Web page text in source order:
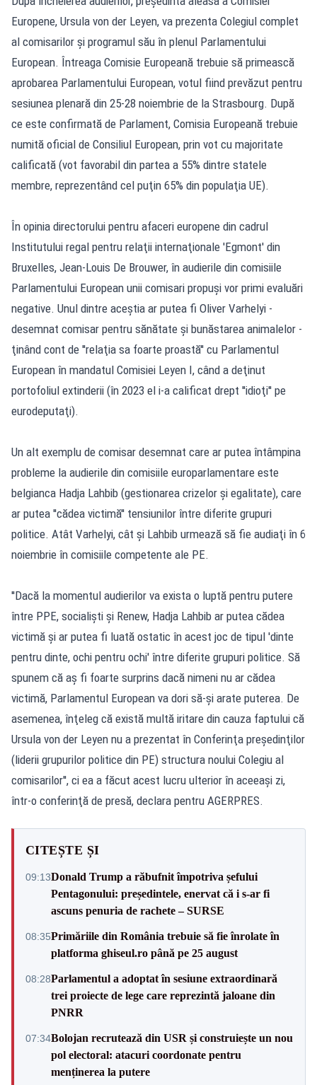
Europene, Ursula von der Leyen, va prezenta Colegiul complet
al comisarilor şi programul său în plenul Parlamentului
European. Întreaga Comisie Europeană trebuie să primească
aprobarea Parlamentului European, votul fiind prevăzut pentru
sesiunea plenară din 25-28 noiembrie de la Strasbourg. După
ce este confirmată de Parlament, Comisia Europeană trebuie
numită oficial de Consiliul European, prin vot cu majoritate
calificată (vot favorabil din partea a 55% dintre statele
membre, reprezentând cel puţin 65% din populaţia UE).
În opinia directorului pentru afaceri europene din cadrul
Institutului regal pentru relaţii internaţionale 'Egmont' din
Bruxelles, Jean-Louis De Brouwer, în audierile din comisiile
Parlamentului European unii comisari propuşi vor primi evaluări
negative. Unul dintre aceştia ar putea fi Oliver Varhelyi -
desemnat comisar pentru sănătate şi bunăstarea animalelor -
ţinând cont de ''relaţia sa foarte proastă'' cu Parlamentul
European în mandatul Comisiei Leyen I, când a deţinut
portofoliul extinderii (în 2023 el i-a calificat drept ''idioţi'' pe
eurodeputaţi).
Un alt exemplu de comisar desemnat care ar putea întâmpina
probleme la audierile din comisiile europarlamentare este
belgianca Hadja Lahbib (gestionarea crizelor şi egalitate), care
ar putea ''cădea victimă'' tensiunilor între diferite grupuri
politice. Atât Varhelyi, cât şi Lahbib urmează să fie audiaţi în 6
noiembrie în comisiile competente ale PE.
''Dacă la momentul audierilor va exista o luptă pentru putere
între PPE, socialişti şi Renew, Hadja Lahbib ar putea cădea
victimă şi ar putea fi luată ostatic în acest joc de tipul 'dinte
pentru dinte, ochi pentru ochi' între diferite grupuri politice. Să
spunem că aş fi foarte surprins dacă nimeni nu ar cădea
victimă, Parlamentul European va dori să-şi arate puterea. De
asemenea, înţeleg că există multă iritare din cauza faptului că
Ursula von der Leyen nu a prezentat în Conferinţa preşedinţilor
(liderii grupurilor politice din PE) structura noului Colegiu al
comisarilor'', ci ea a făcut acest lucru ulterior în aceeaşi zi,
într-o conferinţă de presă, declara pentru AGERPRES.
CITEȘTE ȘI
09:13Donald Trump a răbufnit împotriva șefului
Pentagonului: președintele, enervat că i s-ar fi
ascuns penuria de rachete – SURSE
08:35Primăriile din România trebuie să fie înrolate în
platforma ghiseul.ro până pe 25 august
08:28Parlamentul a adoptat în sesiune extraordinară
trei proiecte de lege care reprezintă jaloane din
PNRR
07:34Bolojan recrutează din USR și construiește un nou
pol electoral: atacuri coordonate pentru
menținerea la putere